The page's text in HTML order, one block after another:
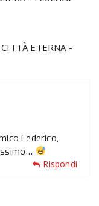
ETERNA -
Federico,
Rispondi